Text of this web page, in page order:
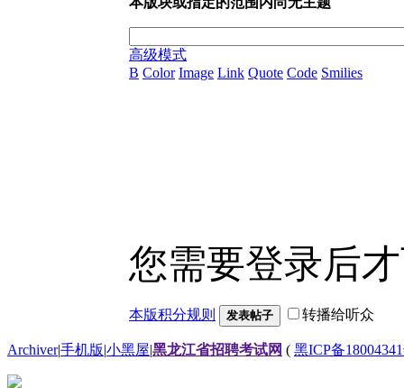
高级模式
B Color Image Link Quote Code Smilies
您需要登录后
本版积分规则 发表帖子 转播给听众
Archiver|手机版|小黑屋|黑龙江省招聘考试网 ( 黑ICP备